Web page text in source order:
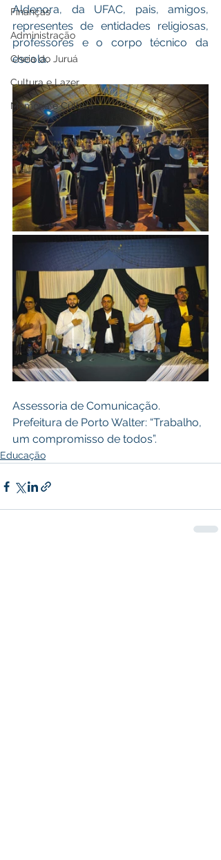
Finanças
Administração
Cheia do Juruá
Cultura e Lazer
Memória e Cultura
Aldenora, da UFAC, pais, amigos,
representes de entidades religiosas,
professores e o corpo técnico da
escola.
Assessoria de Comunicação.
Prefeitura de Porto Walter: “Trabalho,
um compromisso de todos”.
Educação